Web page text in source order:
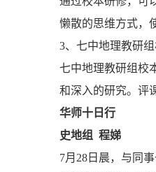
懒散的思维方式，
3、七中地理教研
七中地理教研组校
和深入的研究。评
华师十日行
史地组 程娣
7月28日晨，与同